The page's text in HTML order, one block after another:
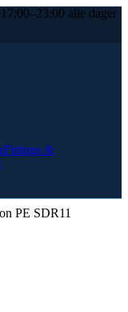
alle dager
Fittings &
PE SDR11